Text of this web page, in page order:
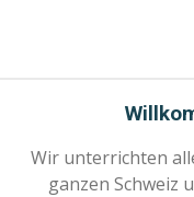
Wir unterrichten
ganzen Schweiz